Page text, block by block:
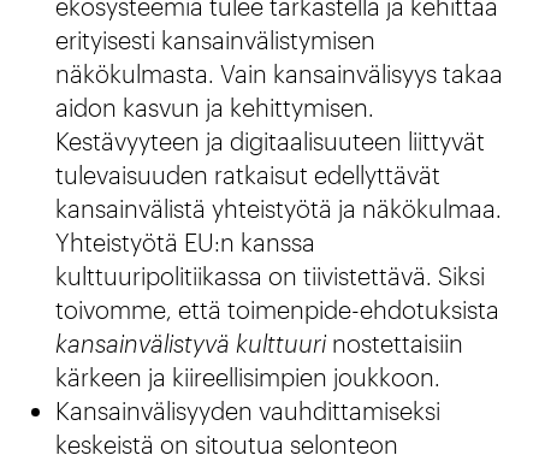
erityisesti kansainvälistymisen
näkökulmasta. Vain kansainvälisyys takaa
aidon kasvun ja kehittymisen.
Kestävyyteen ja digitaalisuuteen liittyvät
tulevaisuuden ratkaisut edellyttävät
kansainvälistä yhteistyötä ja näkökulmaa.
Yhteistyötä EU:n kanssa
kulttuuripolitiikassa on tiivistettävä. Siksi
toivomme, että toimenpide-ehdotuksista
kansainvälistyvä kulttuuri nostettaisiin
kärkeen ja kiireellisimpien joukkoon.
Kansainvälisyyden vauhdittamiseksi
keskeistä on sitoutua selonteon